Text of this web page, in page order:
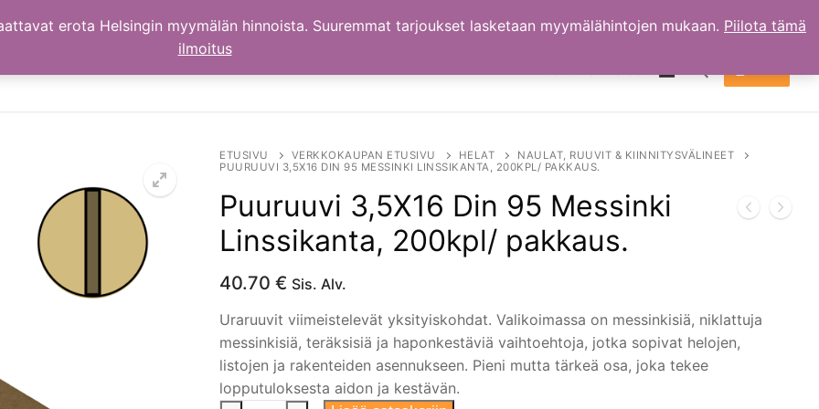
Hae:
ETUSIVU VERKKOKAUPAN ETUSIVU HELAT
NAULAT, RUUVIT & KIINNITYSVÄLINEET
PUURUUVI 3,5X16 DIN 95 MESSINKI LINSSIKANTA, 200KPL/ PAKKAUS.
Puuruuvi 3,5X16 Din 95 Messinki
Linssikanta, 200kpl/ pakkaus.
40.70 € Sis. Alv.
Uraruuvit viimeistelevät yksityiskohdat. Valikoimassa on messinkisiä, niklattuja
messinkisiä, teräksisiä ja haponkestäviä vaihtoehtoja, jotka sopivat helojen,
listojen ja rakenteiden asennukseen. Pieni mutta tärkeä osa, joka tekee
lopputuloksesta aidon ja kestävän.
erota Helsingin myymälän hinnoista. Suuremmat tarjoukset lasketaan myymälähintojen mukaan. Piilota tämä
ilmoitus